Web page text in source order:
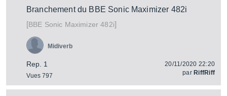
Branchement du BBE Sonic Maximizer 482i
[BBE Sonic Maximizer 482i]
Rep. 1
Vues 797
Midiverb
20/11/2020 22:20
par RiffRiff